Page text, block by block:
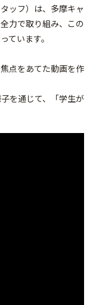
ッフ）は、 多摩キャ
力で取り組み、 この
ています。
点をあてた動画を作
を通じて、「学生が